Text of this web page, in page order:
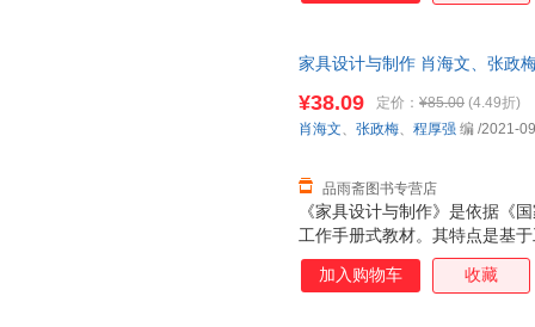
1.chaoxing.com/course/
个教学视频、动画演示、教学
的素质目标、知识目标与能力
接家具设计师岗位需求，具有
家具设计与制作 肖海文、张政
《家具设计与制作》是依据《
工作手册式教材。其特点是基
级要求，引入家具企业典型工
设计“模块一项目一工作任务”
¥38.09 定价： ¥85.00 (4.49折)
品雨斋图书专营店
肖海文、 张政梅、 程厚强 编 /2021-
加入购物车 收藏